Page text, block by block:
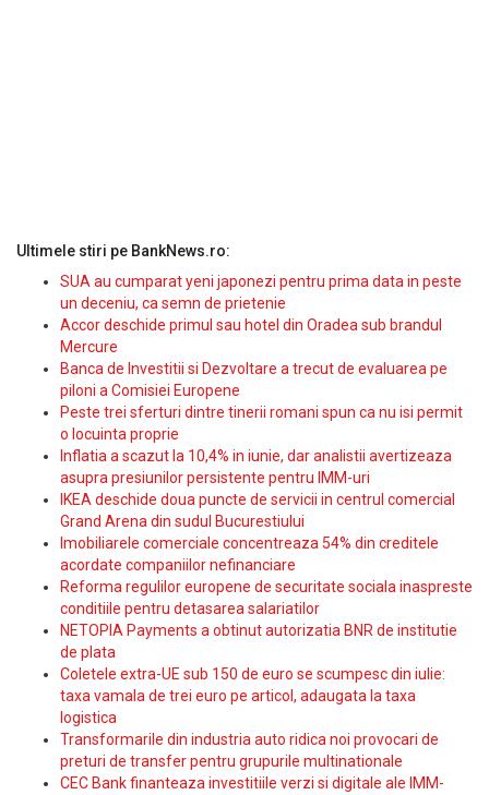
Ultimele stiri pe BankNews.ro:
SUA au cumparat yeni japonezi pentru prima data in peste
un deceniu, ca semn de prietenie
Accor deschide primul sau hotel din Oradea sub brandul
Mercure
Banca de Investitii si Dezvoltare a trecut de evaluarea pe
piloni a Comisiei Europene
Peste trei sferturi dintre tinerii romani spun ca nu isi permit
o locuinta proprie
Inflatia a scazut la 10,4% in iunie, dar analistii avertizeaza
asupra presiunilor persistente pentru IMM-uri
IKEA deschide doua puncte de servicii in centrul comercial
Grand Arena din sudul Bucurestiului
Imobiliarele comerciale concentreaza 54% din creditele
acordate companiilor nefinanciare
Reforma regulilor europene de securitate sociala inaspreste
conditiile pentru detasarea salariatilor
NETOPIA Payments a obtinut autorizatia BNR de institutie
de plata
Coletele extra-UE sub 150 de euro se scumpesc din iulie:
taxa vamala de trei euro pe articol, adaugata la taxa
logistica
Transformarile din industria auto ridica noi provocari de
preturi de transfer pentru grupurile multinationale
CEC Bank finanteaza investitiile verzi si digitale ale IMM-